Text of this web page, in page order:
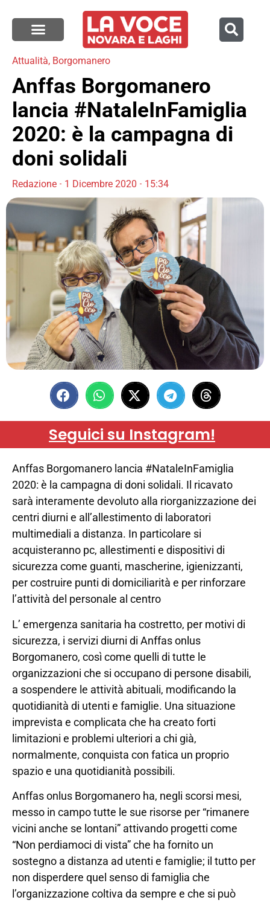
Attualità, Borgomanero
Anffas Borgomanero
lancia #NataleInFamiglia
2020: è la campagna di
doni solidali
Redazione 1 Dicembre 2020 15:34
Seguici su Instagram!
Anffas Borgomanero lancia #NataleInFamiglia
2020: è la campagna di doni solidali. Il ricavato
sarà interamente devoluto alla riorganizzazione dei
centri diurni e all’allestimento di laboratori
multimediali a distanza. In particolare si
acquisteranno pc, allestimenti e dispositivi di
sicurezza come guanti, mascherine, igienizzanti,
per costruire punti di domiciliarità e per rinforzare
l’attività del personale al centro
L’ emergenza sanitaria ha costretto, per motivi di
sicurezza, i servizi diurni di Anffas onlus
Borgomanero, così come quelli di tutte le
organizzazioni che si occupano di persone disabili,
a sospendere le attività abituali, modificando la
quotidianità di utenti e famiglie. Una situazione
imprevista e complicata che ha creato forti
limitazioni e problemi ulteriori a chi già,
normalmente, conquista con fatica un proprio
spazio e una quotidianità possibili.
Anffas onlus Borgomanero ha, negli scorsi mesi,
messo in campo tutte le sue risorse per “rimanere
vicini anche se lontani” attivando progetti come
“Non perdiamoci di vista” che ha fornito un
sostegno a distanza ad utenti e famiglie; il tutto per
non disperdere quel senso di famiglia che
l’organizzazione coltiva da sempre e che si può